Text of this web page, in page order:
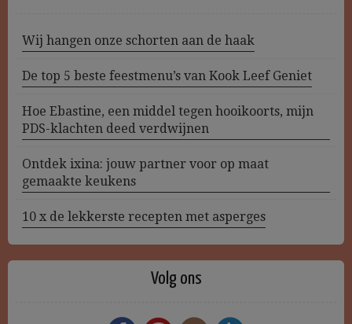
Wij hangen onze schorten aan de haak
De top 5 beste feestmenu’s van Kook Leef Geniet
Hoe Ebastine, een middel tegen hooikoorts, mijn
PDS-klachten deed verdwijnen
Ontdek ixina: jouw partner voor op maat
gemaakte keukens
10 x de lekkerste recepten met asperges
Volg ons